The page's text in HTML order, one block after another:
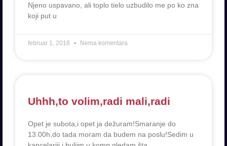
Njeno uspavano, ali toplo tielo uzbudilo me po ko zna
koji put u
februar 1, 2018 Nema komentara
Uhhh,to volim,radi mali,radi
Opet je subota,i opet ja dežuram!Smaranje do
13.00h,do tada moram da budem na poslu!Sedim u